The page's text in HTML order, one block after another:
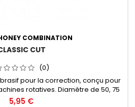
COMBINATION
CUT
(0)
pour la correction, conçu pour
rotatives. Diamètre de 50, 75
125mm au choix.
5,95 €